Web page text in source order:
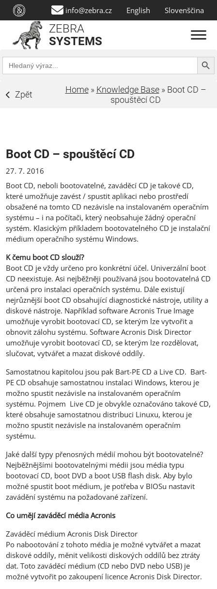
info@zebra.cz English Slovenščina
ZEBRA
SYSTEMS
Search
for:
Search
Zpět Home» Knowledge Base» Boot CD –
spouštěcí CD
Boot CD – spouštěcí CD
27. 7. 2016
Boot CD, neboli bootovatelné, zaváděcí CD je takové CD,
které umožňuje zavést / spustit aplikaci nebo prostředí
obsažené na tomto CD nezávisle na instalovaném operačním
systému – i na počítači, který neobsahuje žádný operační
systém. Klasickým příkladem bootovatelného CD je instalační
médium operačního systému Windows.
K čemu boot CD slouží?
Boot CD je vždy určeno pro konkrétní účel. Univerzální boot
CD neexistuje. Asi nejběžněji používaná jsou bootovatelná CD
určená pro instalaci operačních systému. Dále existují
nejrůznější boot CD obsahující diagnostické nástroje, utility a
diskové nástroje. Například software Acronis True Image
umožňuje vyrobit bootovací CD, se kterým lze vytvořit a
obnovit zálohu systému. Software Acronis Disk Director
umožňuje vyrobit bootovací CD, se kterým lze rozdělovat,
slučovat, vytvářet a mazat diskové oddíly.
Samostatnou kapitolou jsou pak Bart-PE CD a Live CD. Bart-
PE CD obsahuje samostatnou instalaci Windows, kterou je
možno spustit nezávisle na instalovaném operačním
systému. Pojmem Live CD je obvykle označováno takové CD,
které obsahuje samostatnou distribuci Linuxu, kterou je
možno spustit nezávisle na instalovaném operačním
systému.
Jaké další typy přenosných médií mohou být bootovatelné?
Nejběžnějšími bootovatelnými médii jsou média typu
bootovací CD, boot DVD a boot USB flash disk. Aby bylo
možné spustit boot médium, je potřeba v BIOSu nastavit
zavádění systému na požadované zařízení.
Co umějí zaváděcí média Acronis
Zaváděcí médium Acronis Disk Director
Po nabootování z tohoto média je možné vytvářet a mazat
diskové oddíly, měnit velikosti diskových oddílů bez ztráty
dat. Toto zaváděcí médium (CD nebo DVD nebo USB) je
možné vytvořit po zakoupení licence Acronis Disk Director.